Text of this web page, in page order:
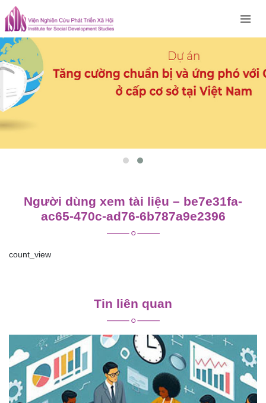
Skip
to
content
Người dùng xem tài liệu – be7e31fa-
ac65-470c-ad76-6b787a9e2396
count_view
viết
Tin liên quan